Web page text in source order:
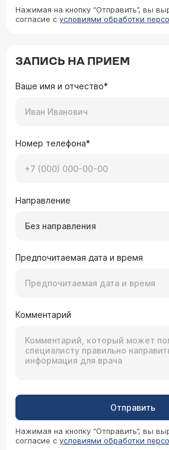
Нажимая на кнопку “Отправить”, вы
согласие с условиями обработки
ЗАПИСЬ НА ПРИЕМ
Ваше имя и отчество*
Номер телефона*
Направление
Без направления
Предпочитаемая дата и время
Комментарий
Отправить
Нажимая на кнопку “Отправить”, вы
согласие с условиями обработки